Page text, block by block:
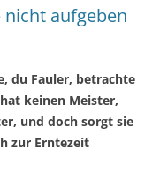
nicht aufgeben
du Fauler, betrachte
keinen Meister,
und doch sorgt sie
zur Erntezeit